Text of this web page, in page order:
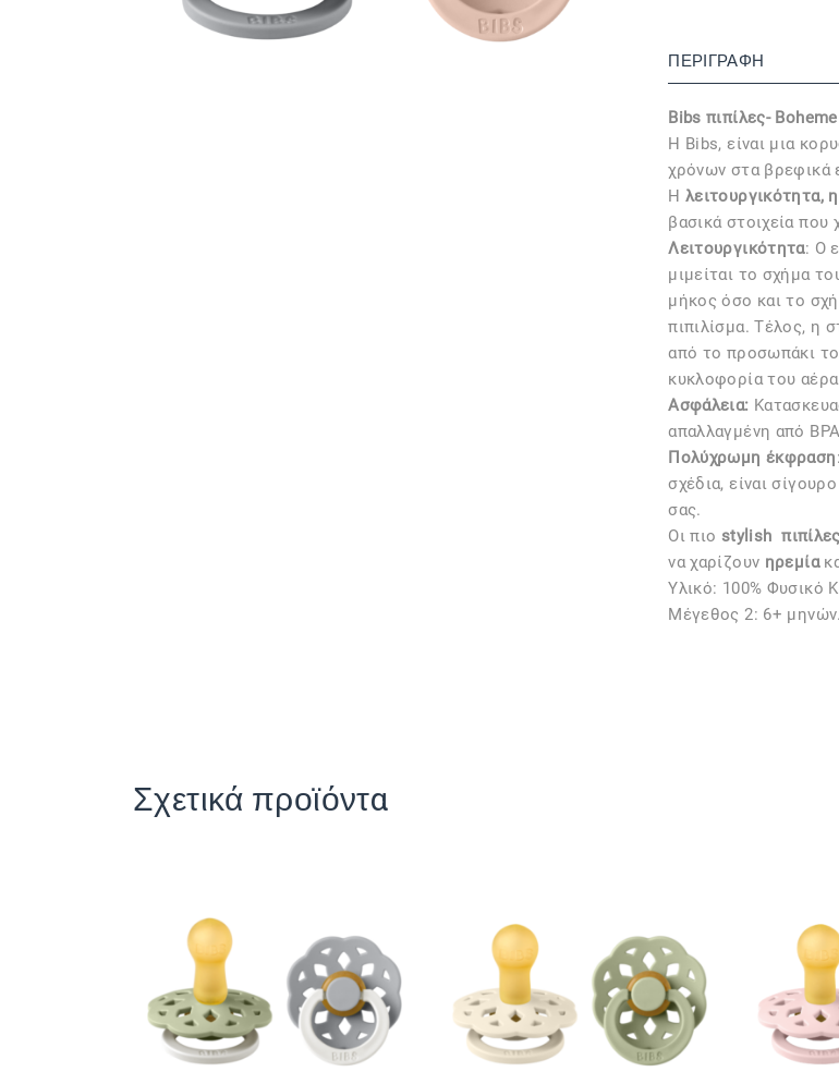
ΠΕΡΙΓΡΑΦΉ
Bibs πιπίλες- Boheme
Η Bibs, είναι μια
χρόνων στα βρεφικά
Η λειτουργικότητα,
βασικά στοιχεία που
Λειτουργικότητα: Ο
μιμείται το σχήμα
μήκος όσο και το
πιπιλίσμα. Τέλος, η
από το προσωπάκι
κυκλοφορία του
Ασφάλεια:
απαλλαγμένη από
Πολύχρωμη έκφραση
σχέδια, είναι
σας.
Οι πιο stylish πιπίλες
να χαρίζουν ηρεμία
Υλικό: 100% Φυσικό
Μέγεθος 2: 6+ μηνών.
Σχετικά προϊόντα